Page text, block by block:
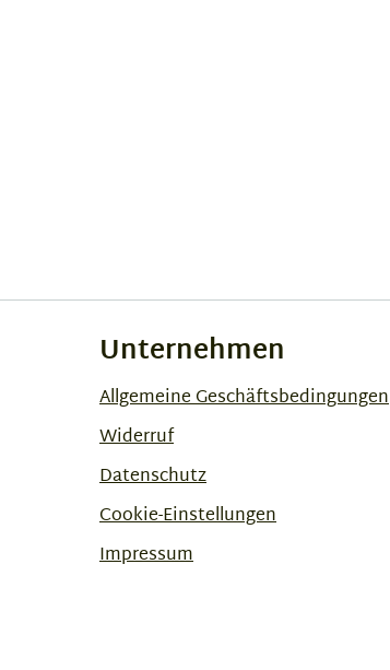
Unternehmen
Allgemeine Geschäftsbedingungen
Widerruf
Datenschutz
Cookie-Einstellungen
Impressum